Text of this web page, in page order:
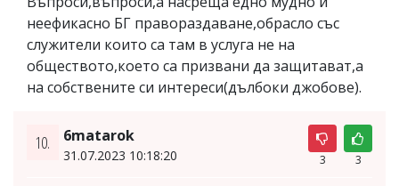
неефикасно БГ правораздаване,обрасло със
служители които са там в услуга не на
обществото,което са призвани да защитават,а
на собствените си интереси(дълбоки джобове).
10. 6matarok
31.07.2023 10:18:20 3 3